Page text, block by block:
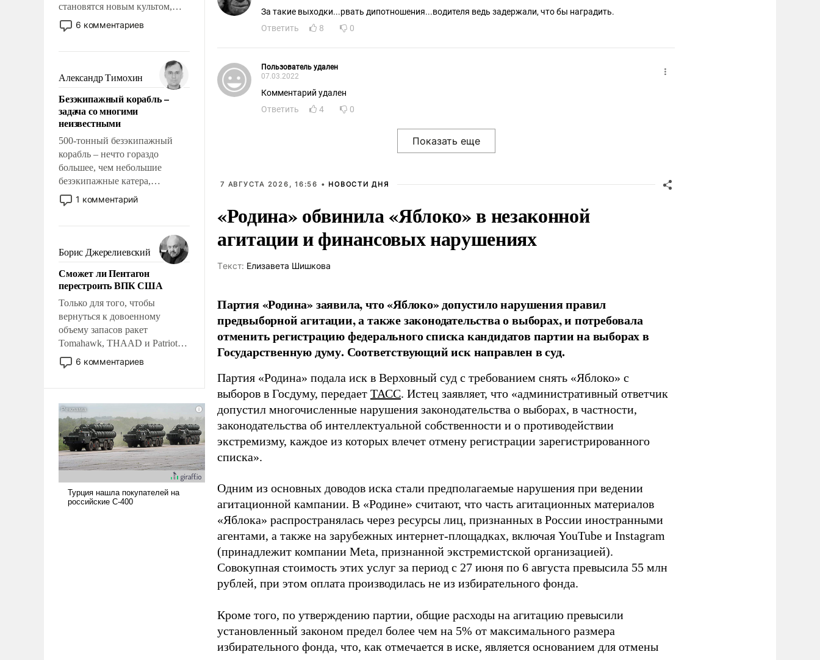
становятся новым культом,
постепенно вытесняя и
отменяя традиционное
мужественным и твердым под
ударами судьбы, брать на себя
ответственность, помогать
слабым, идти вперед и
адаптироваться.
6 комментариев
Александр Тимохин
Безэкипажный корабль –
задача со многими
неизвестными
500-тонный безэкипажный
корабль – нечто гораздо
большее, чем небольшие
безэкипажные катера,
применение которых уже
стало обыденностью. Задача по
сложна и амбициозна. Однако
и ее реализация радикально
поднимет наши боевые
возможности.
1 комментарий
Борис Джерелиевский
Сможет ли Пентагон
перестроить ВПК США
Только для того, чтобы
вернуться к довоенному
объему запасов ракет
Tomahawk, THAAD и Patriot
США потребуется более трех
лет. Даже небольшая война с
Сложившаяся ситуация
означает многолетний период
уязвимости США, например,
перед Китаем.
6 комментариев
За такие выходки...рвать дипотношения...водителя ведь задержали, что бы наградить.
Ответить
8 0
Пользователь удален
07.03.2022
Комментарий удален
Ответить
4 0
7 АВГУСТА 2026, 16:56 • НОВОСТИ ДНЯ
«Родина» обвинила «Яблоко» в незаконной
агитации и финансовых нарушениях
Tекст: Елизавета Шишкова
Партия «Родина» заявила, что «Яблоко» допустило нарушения правил
предвыборной агитации, а также законодательства о выборах, и потребовала
отменить регистрацию федерального списка кандидатов партии на выборах в
Государственную думу. Соответствующий иск направлен в суд.
Партия «Родина» подала иск в Верховный суд с требованием снять «Яблоко» с
выборов в Госдуму, передает ТАСС. Истец заявляет, что «административный ответчик
допустил многочисленные нарушения законодательства о выборах, в частности,
законодательства об интеллектуальной собственности и о противодействии
экстремизму, каждое из которых влечет отмену регистрации зарегистрированного
списка».
Одним из основных доводов иска стали предполагаемые нарушения при ведении
агитационной кампании. В «Родине» считают, что часть агитационных материалов
«Яблока» распространялась через ресурсы лиц, признанных в России иностранными
агентами, а также на зарубежных интернет-площадках, включая YouTube и Instagram
(принадлежит компании Meta, признанной экстремистской организацией).
Совокупная стоимость этих услуг за период с 27 июня по 6 августа превысила 55 млн
рублей, при этом оплата производилась не из избирательного фонда.
Кроме того, по утверждению партии, общие расходы на агитацию превысили
установленный законом предел более чем на 5% от максимального размера
избирательного фонда, что, как отмечается в иске, является основанием для отмены